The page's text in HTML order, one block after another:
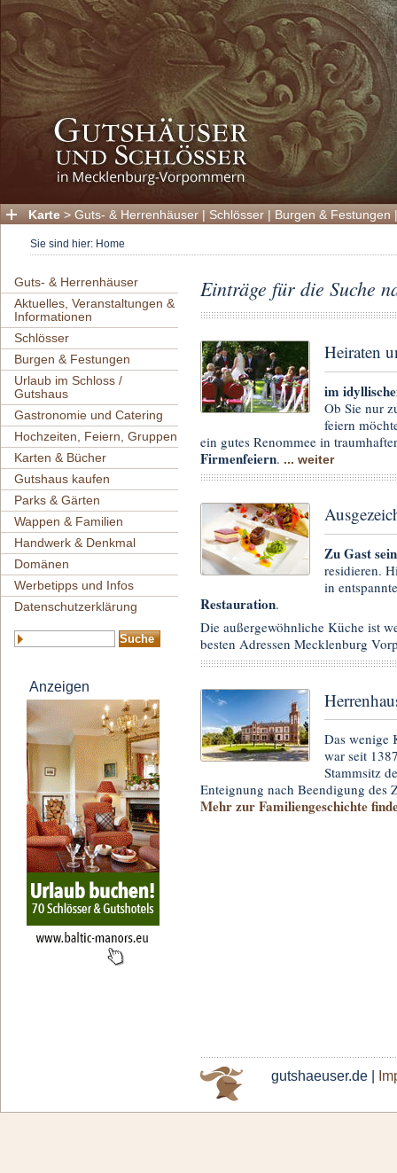
Karte > Guts- & Herrenhäuser | Schlösser | Burgen & Festungen
Sie sind hier: Home
Guts- & Herrenhäuser
Aktuelles, Veranstaltungen &
Informationen
Schlösser
Burgen & Festungen
Urlaub im Schloss /
Gutshaus
Gastronomie und Catering
Hochzeiten, Feiern, Gruppen
Karten & Bücher
Gutshaus kaufen
Parks & Gärten
Wappen & Familien
Handwerk & Denkmal
Domänen
Werbetipps und Infos
Datenschutzerklärung
Anzeigen
Einträge für die Suche
Heiraten
im
Ob Sie nur
feiern
ein gutes Renommee in
Firmenfeiern. ... weiter
Zu Gast
residieren.
in
Restauration.
Die außergewöhnliche Küche ist
besten Adressen Mecklenburg
Das wenige
war seit
Stammsitz
Enteignung nach Beendigung des
Mehr zur Familiengeschichte
gutshaeuser.de |